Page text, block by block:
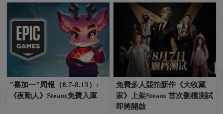
"喜加一"周報（8.7-8.13）:
《夜勤人》Steam免費入庫
免費多人競拍新作《大收藏
家》上架Steam 首次刪檔測試
即將開啟